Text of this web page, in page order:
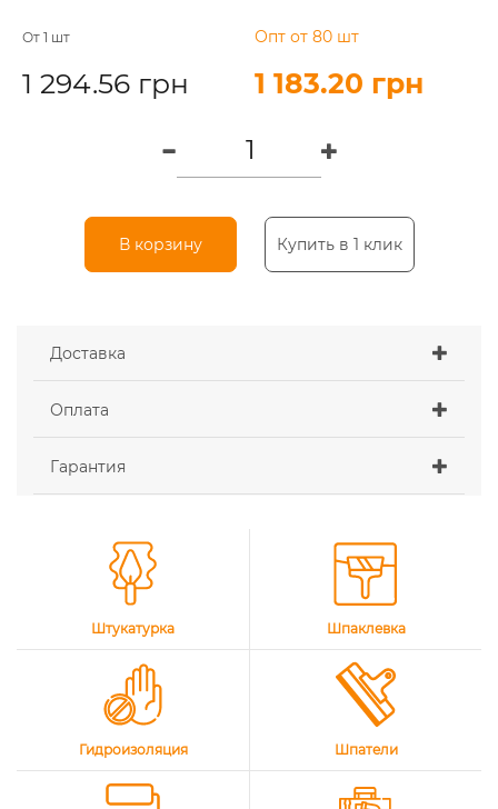
От 1 шт
1 294.56 грн
Опт от 80 шт
1 183.20 грн
В корзину Купить в 1 клик
Доставка
Оплата
Гарантия
Штукатурка Шпаклевка
Гидроизоляция Шпатели